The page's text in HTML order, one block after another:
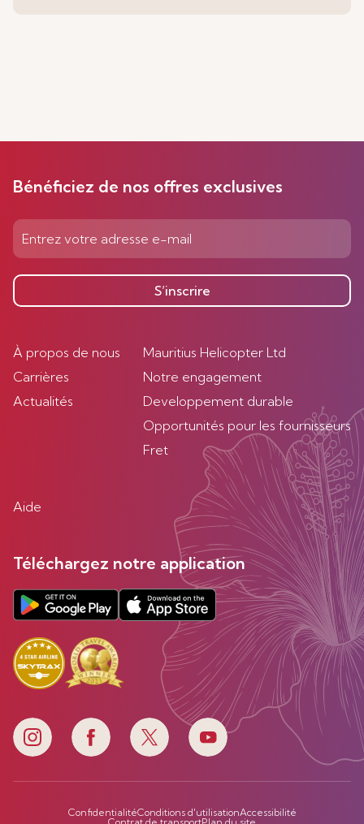
Bénéficiez de nos offres exclusives
S’inscrire
À propos de nous
Carrières
Actualités
Mauritius Helicopter Ltd
Notre engagement
Developpement durable
Opportunités pour les fournisseurs
Fret
Aide
Téléchargez notre application
ConfidentialitéConditions d'utilisationAccessibilité